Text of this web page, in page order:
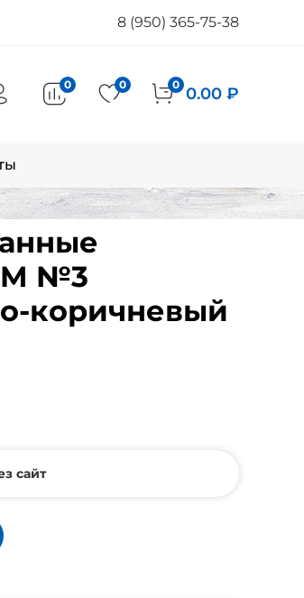
8 (950) 365-75-38
0 0 0 0.00 ₽
№3
коричневый
сайт